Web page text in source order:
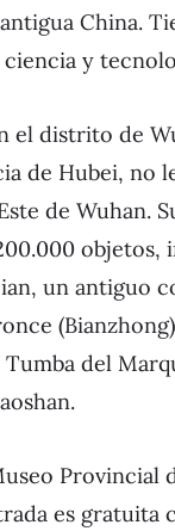
China.
ciencia y
el distrito de
de Hubei, no
de Wuhan.
objetos,
un antiguo
del
Provincial
es gratuita